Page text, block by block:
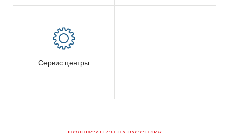
Сервис центры